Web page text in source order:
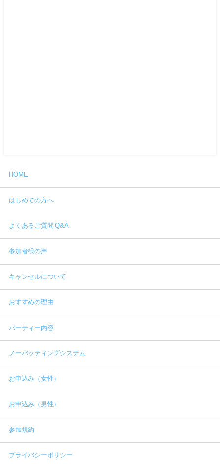
HOME
はじめての方へ
よくあるご質問 Q&A
参加者様の声
キャンセルについて
おすすめの理由
パーティー内容
ノーバッティングシステム
お申込み（女性）
お申込み（男性）
参加規約
プライバシーポリシー